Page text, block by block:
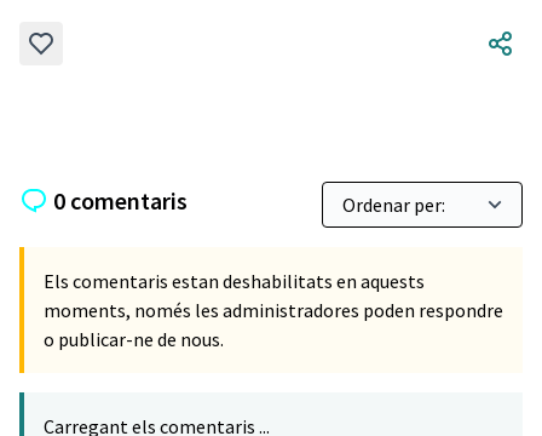
0 comentaris
Els comentaris estan deshabilitats en aquests
moments, només les administradores poden respondre
o publicar-ne de nous.
Carregant els comentaris ...